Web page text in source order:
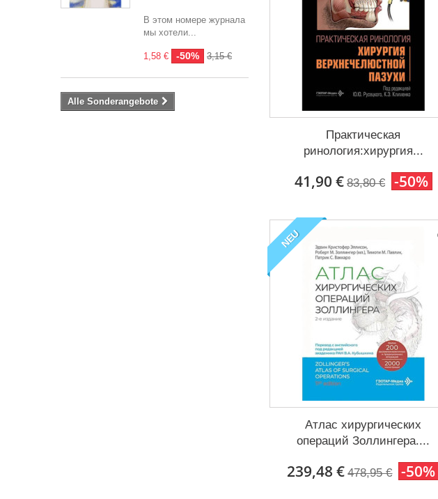
В этом номере журнала
мы хотели...
1,58 € -50% 3,15 €
Alle Sonderangebote
Практическая
ринология:хирургия...
41,90 € 83,80 € -50%
NEU
Атлас хирургических
операций Золлингера....
239,48 € 478,95 € -50%